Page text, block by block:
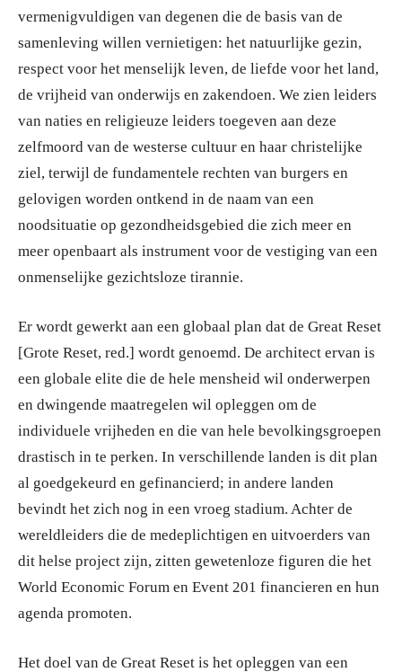
vermenigvuldigen van degenen die de basis van de
samenleving willen vernietigen: het natuurlijke gezin,
respect voor het menselijk leven, de liefde voor het land,
de vrijheid van onderwijs en zakendoen. We zien leiders
van naties en religieuze leiders toegeven aan deze
zelfmoord van de westerse cultuur en haar christelijke
ziel, terwijl de fundamentele rechten van burgers en
gelovigen worden ontkend in de naam van een
noodsituatie op gezondheidsgebied die zich meer en
meer openbaart als instrument voor de vestiging van een
onmenselijke gezichtsloze tirannie.
Er wordt gewerkt aan een globaal plan dat de Great Reset
[Grote Reset, red.] wordt genoemd. De architect ervan is
een globale elite die de hele mensheid wil onderwerpen
en dwingende maatregelen wil opleggen om de
individuele vrijheden en die van hele bevolkingsgroepen
drastisch in te perken. In verschillende landen is dit plan
al goedgekeurd en gefinancierd; in andere landen
bevindt het zich nog in een vroeg stadium. Achter de
wereldleiders die de medeplichtigen en uitvoerders van
dit helse project zijn, zitten gewetenloze figuren die het
World Economic Forum en Event 201 financieren en hun
agenda promoten.
Het doel van de Great Reset is het opleggen van een